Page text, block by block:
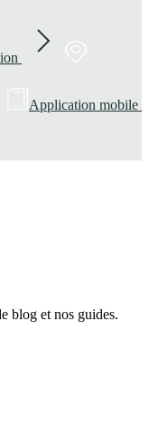
Application mobile
blog et nos guides.